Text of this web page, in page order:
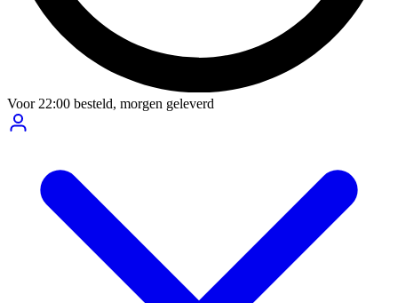
Voor22:00 besteld, morgen geleverd